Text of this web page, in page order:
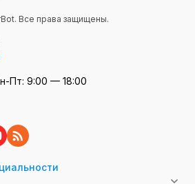
Все права защищены.
Пт: 9:00 — 18:00